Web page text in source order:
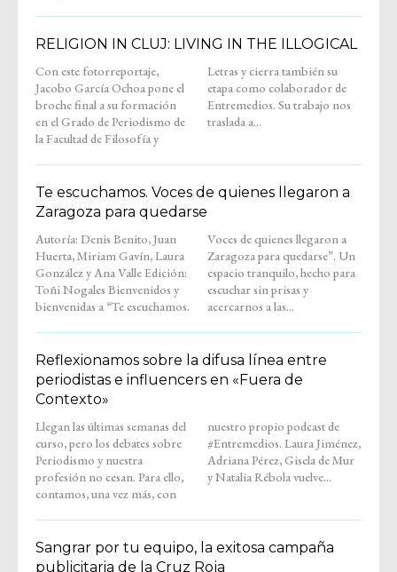
RELIGION IN CLUJ: LIVING IN THE ILLOGICAL
Con este fotorreportaje,
Jacobo García Ochoa pone el
broche final a su formación
en el Grado de Periodismo de
la Facultad de Filosofía y
Letras y cierra también su
etapa como colaborador de
Entremedios. Su trabajo nos
traslada a...
Te escuchamos. Voces de quienes llegaron a
Zaragoza para quedarse
Autoría: Denis Benito, Juan
Huerta, Miriam Gavín, Laura
González y Ana Valle Edición:
Toñi Nogales Bienvenidos y
bienvenidas a “Te escuchamos.
Voces de quienes llegaron a
Zaragoza para quedarse”. Un
espacio tranquilo, hecho para
escuchar sin prisas y
acercarnos a las...
Reflexionamos sobre la difusa línea entre
periodistas e influencers en «Fuera de
Contexto»
Llegan las últimas semanas del
curso, pero los debates sobre
Periodismo y nuestra
profesión no cesan. Para ello,
contamos, una vez más, con
nuestro propio podcast de
#Entremedios. Laura Jiménez,
Adriana Pérez, Gisela de Mur
y Natalia Rébola vuelve...
Sangrar por tu equipo, la exitosa campaña
publicitaria de la Cruz Roja